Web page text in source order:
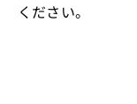
ください。